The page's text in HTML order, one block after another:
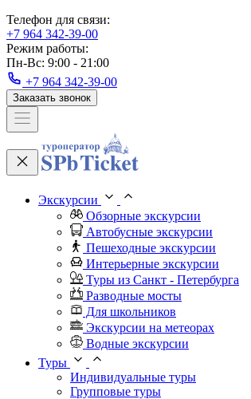
Телефон для связи:
+7 964 342-39-00
Режим работы:
Пн-Вс: 9:00 - 21:00
+7 964 342-39-00
Заказать звонок
Экскурсии
Обзорные экскурсии
Автобусные экскурсии
Пешеходные экскурсии
Интерьерные экскурсии
Туры из Санкт - Петербурга
Разводные мосты
Для школьников
Экскурсии на метеорах
Водные экскурсии
Туры
Индивидуальные туры
Групповые туры